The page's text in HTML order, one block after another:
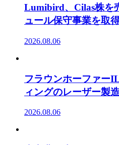
Lumibird、Cilas株を
ュール保守事業を取
2026.08.06
フラウンホーファー
ィングのレーザー製
2026.08.06